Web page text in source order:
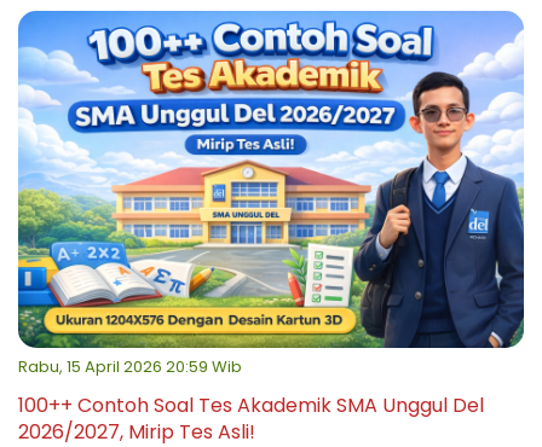
Rabu, 15 April 2026 20:59 Wib
100++ Contoh Soal Tes Akademik SMA Unggul Del
2026/2027, Mirip Tes Asli!